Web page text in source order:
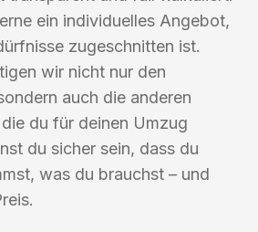
ein individuelles Angebot,
zugeschnitten ist.
wir nicht nur den
auch die anderen
du für deinen Umzug
du sicher sein, dass du
was du brauchst – und